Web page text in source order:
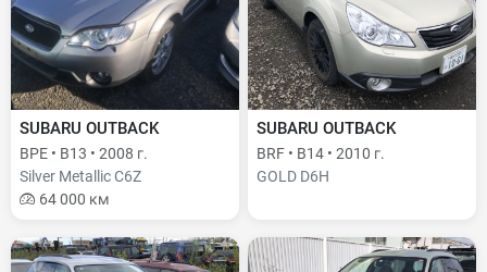
SUBARU OUTBACK
BPE • B13 • 2008 г.
Silver Metallic C6Z
64 000 км
SUBARU OUTBACK
BRF • B14 • 2010 г.
GOLD D6H